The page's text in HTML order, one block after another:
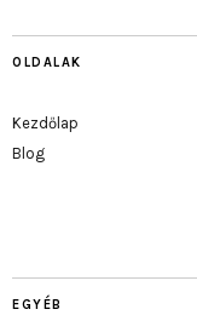
OLDALAK
Kezdőlap
Blog
EGYÉB